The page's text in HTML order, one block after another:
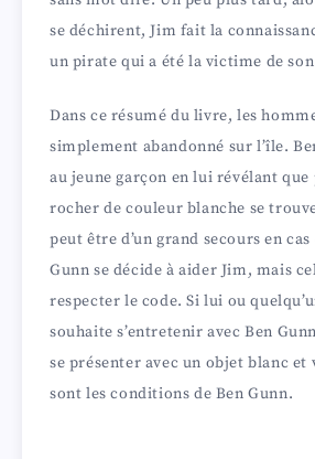
se déchirent, Jim fait la
un pirate qui a été la victime de
Dans ce résumé du livre, les
simplement abandonné sur l’île.
au jeune garçon en lui révélant que
rocher de couleur blanche se
peut être d’un grand secours en
Gunn se décide à aider Jim, mais
respecter le code. Si lui ou
souhaite s’entretenir avec Ben
se présenter avec un objet blanc et
sont les conditions de Ben Gunn.